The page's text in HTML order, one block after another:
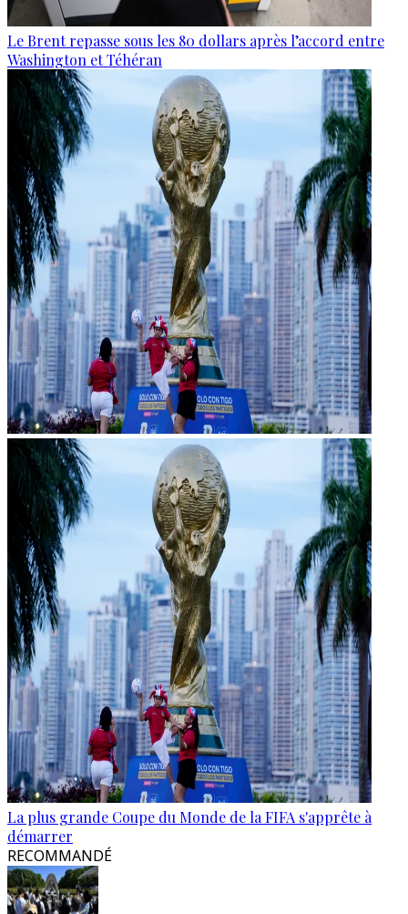
Le Brent repasse sous les 80 dollars après l’accord entre
Washington et Téhéran
La plus grande Coupe du Monde de la FIFA s'apprête à
démarrer
RECOMMANDÉ